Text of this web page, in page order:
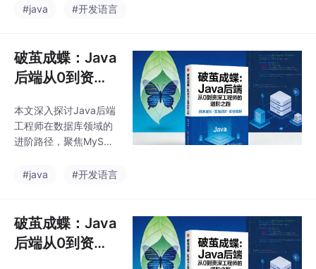
上，建议新项目优先选
实现代码解耦和灵活扩
展。其次，推荐使用领
域驱动设计（DDD）思
六边形架构将业务逻辑
与技术实现分离，形成
清晰的domain（领域模
用服务）和infrastructu
#java #开发语言
破茧成蝶：Java
后端从0到资深
路（三）
本文深入探讨Java后端
工程师在数据库领域的
进阶路径，聚焦MySQL
巧。从索引设计的黄金
并发场景优化（深分
页、库存扣减），再到
事务隔离与锁机制（MV
#java #开发语言
破茧成蝶：Java
后端从0到资深